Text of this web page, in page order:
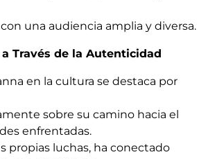
una audiencia amplia y diversa.
Través de la Autenticidad
en la cultura se destaca por
sobre su camino hacia el
enfrentadas.
propias luchas, ha conectado